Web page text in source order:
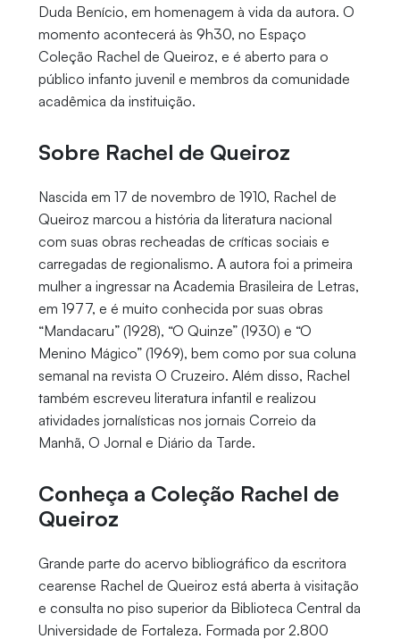
Duda Benício, em homenagem à vida da autora. O
momento acontecerá às 9h30, no Espaço
Coleção Rachel de Queiroz, e é aberto para o
público infanto juvenil e membros da comunidade
acadêmica da instituição.
Sobre Rachel de Queiroz
Nascida em 17 de novembro de 1910, Rachel de
Queiroz marcou a história da literatura nacional
com suas obras recheadas de críticas sociais e
carregadas de regionalismo. A autora foi a primeira
mulher a ingressar na Academia Brasileira de Letras,
em 1977, e é muito conhecida por suas obras
“Mandacaru” (1928), “O Quinze” (1930) e “O
Menino Mágico” (1969), bem como por sua coluna
semanal na revista O Cruzeiro. Além disso, Rachel
também escreveu literatura infantil e realizou
atividades jornalísticas nos jornais Correio da
Manhã, O Jornal e Diário da Tarde.
Conheça a Coleção Rachel de
Queiroz
Grande parte do acervo bibliográfico da escritora
cearense Rachel de Queiroz está aberta à visitação
e consulta no piso superior da Biblioteca Central da
Universidade de Fortaleza. Formada por 2.800